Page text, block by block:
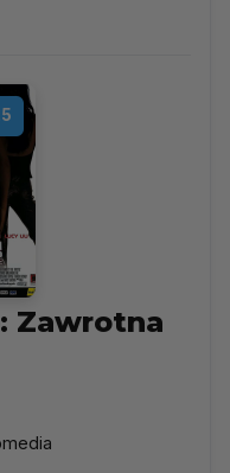
Zawrotna